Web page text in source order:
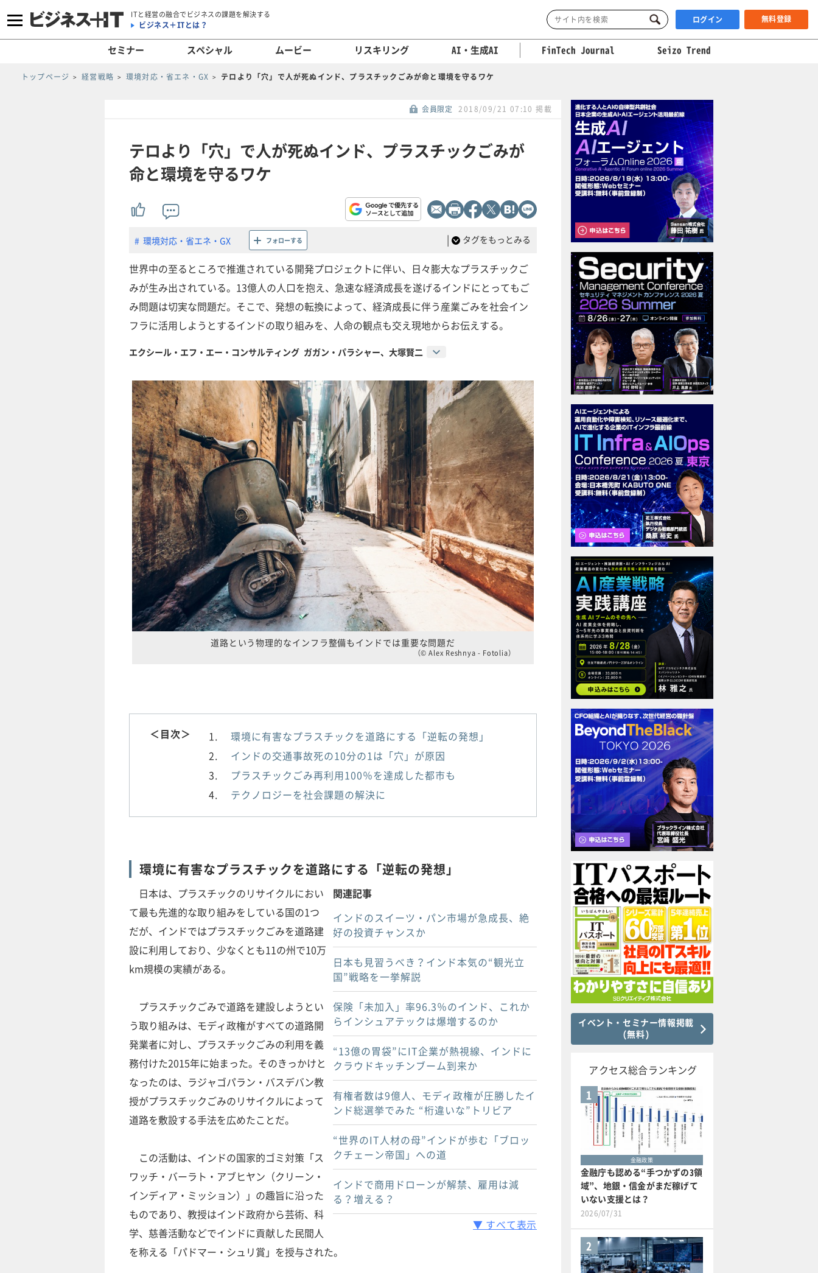
ITと経営の融合でビジネスの課題を解決する
ビジネス＋ITとは？ ログイン 無料登録
セミナー スペシャル ムービー リスキリング AI・生成AI FinTech Journal Seizo Trend
トップページ 経営戦略 環境対応・省エネ・GX テロより「穴」で人が死ぬインド、プラスチックごみが命と環境を守るワケ
会員限定 2018/09/21 07:10 掲載
テロより「穴」で人が死ぬインド、プラスチックごみが
命と環境を守るワケ
環境対応・省エネ・GX フォローする | タグをもっとみる
世界中の至るところで推進されている開発プロジェクトに伴い、日々膨大なプラスチックご
みが生み出されている。13億人の人口を抱え、急速な経済成長を遂げるインドにとってもご
み問題は切実な問題だ。そこで、発想の転換によって、経済成長に伴う産業ごみを社会イン
フラに活用しようとするインドの取り組みを、人命の観点も交え現地からお伝えする。
エクシール・エフ・エー・コンサルティング ガガン・パラシャー、大塚賢二
道路という物理的なインフラ整備もインドでは重要な問題だ
（© Alex Reshnya - Fotolia）
＜目次＞
環境に有害なプラスチックを道路にする「逆転の発想」
インドの交通事故死の10分の1は「穴」が原因
プラスチックごみ再利用100％を達成した都市も
テクノロジーを社会課題の解決に
環境に有害なプラスチックを道路にする「逆転の発想」
関連記事
インドのスイーツ・パン市場が急成長、絶
好の投資チャンスか
日本も見習うべき？インド本気の“観光立
国”戦略を一挙解説
保険「未加入」率96.3％のインド、これか
らインシュアテックは爆増するのか
“13億の胃袋”にIT企業が熱視線、インドに
クラウドキッチンブーム到来か
有権者数は9億人、モディ政権が圧勝したイ
ンド総選挙でみた “桁違いな”トリビア
“世界のIT人材の母”インドが歩む「ブロッ
クチェーン帝国」への道
インドで商用ドローンが解禁、雇用は減
る？増える？
▼ すべて表示
日本は、プラスチックのリサイクルにおい
て最も先進的な取り組みをしている国の1つ
だが、インドではプラスチックごみを道路建
設に利用しており、少なくとも11の州で10万
km規模の実績がある。
プラスチックごみで道路を建設しようとい
う取り組みは、モディ政権がすべての道路開
発業者に対し、プラスチックごみの利用を義
務付けた2015年に始まった。そのきっかけと
なったのは、ラジャゴパラン・バスデバン教
授がプラスチックごみのリサイクルによって
道路を敷設する手法を広めたことだ。
この活動は、インドの国家的ゴミ対策「ス
ワッチ・バーラト・アブヒヤン（クリーン・
インディア・ミッション）」の趣旨に沿った
ものであり、教授はインド政府から芸術、科
学、慈善活動などでインドに貢献した民間人
を称える「パドマー・シュリ賞」を授与された。
イベント・セミナー情報掲載
(無料)
アクセス総合ランキング
1
金融政策
金融庁も認める“手つかずの3領
域”、地銀・信金がまだ稼げて
いない支援とは？
2026/07/31
2